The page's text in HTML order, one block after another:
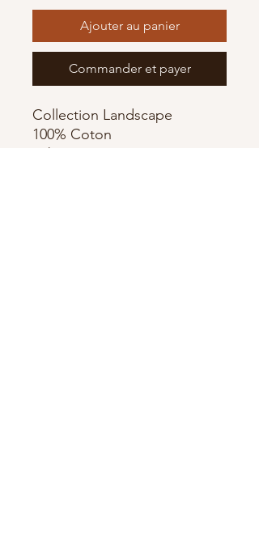
Ajouter au panier
Commander et payer
Collection Landscape
100% Coton
Fabriqué par MAKOWER